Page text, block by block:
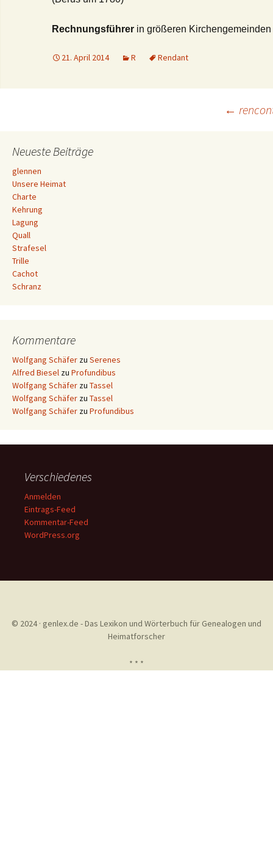
Rechnungsführer in größeren
21. April 2014 R Rendant
Navigation
←
Neueste Beiträge
glennen
Unsere Heimat
Charte
Kehrung
Lagung
Quall
Strafesel
Trille
Cachot
Schranz
Kommentare
Wolfgang Schäfer zu Serenes
Alfred Biesel zu Profundibus
Wolfgang Schäfer zu Tassel
Wolfgang Schäfer zu Tassel
Wolfgang Schäfer zu Profundibus
Verschiedenes
Anmelden
Eintrags-Feed
Kommentar-Feed
WordPress.org
© 2024 · genlex.de - Das Lexikon und Wörterbuch für Genealogen und
Heimatforscher
* * *